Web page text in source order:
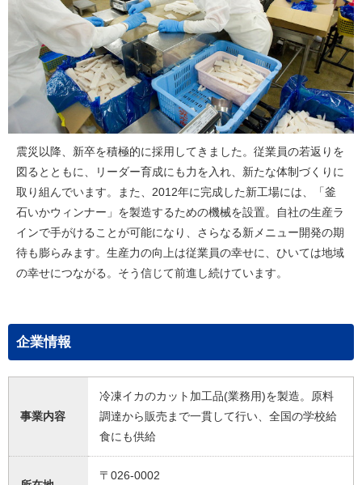
震災以降、新卒を積極的に採用してきました。従業員の若返りを
図るとともに、リーダー育成にも力を入れ、新たな体制づくりに
取り組んでいます。また、2012年に完成した新工場には、「釜
石いかウィンナー」を製造するための機械を設置。自社の生産ラ
インで手がけることが可能になり、さらなる新メニュー開発の期
待も膨らみます。生産力の向上は従業員の幸せに、ひいては地域
の幸せにつながる。そう信じて前進し続けています。
企業情報
事業内容
冷凍イカのカット加工品(業務用)を製造。原料
調達から販売まで一貫して行い、全国の学校給
食にも供給
〒026-0002